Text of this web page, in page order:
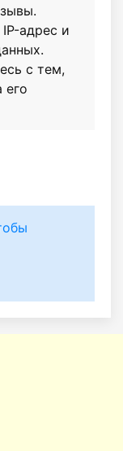
адрес и
с тем,
его